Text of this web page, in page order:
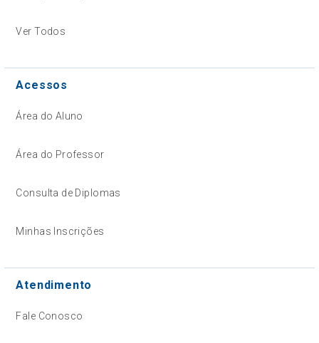
Ver Todos
Acessos
Área do Aluno
Área do Professor
Consulta de Diplomas
Minhas Inscrições
Atendimento
Fale Conosco